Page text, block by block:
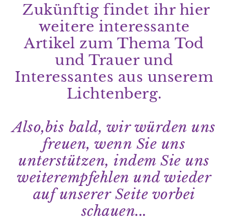
Zukünftig findet ihr hier
weitere interessante
Artikel zum Thema Tod
und Trauer und
Interessantes aus unserem
Lichtenberg.
Also,bis bald, wir würden uns
freuen, wenn Sie uns
unterstützen, indem Sie uns
weiterempfehlen und wieder
auf unserer Seite vorbei
schauen...